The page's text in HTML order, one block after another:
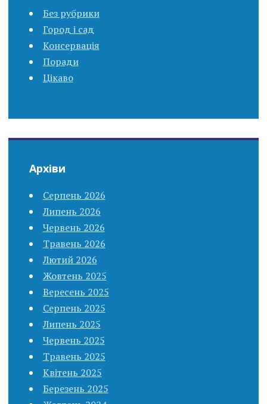
Без рубрики
Город і сад
Консервація
Поради
Цікаво
Архіви
Серпень 2026
Липень 2026
Червень 2026
Травень 2026
Лютий 2026
Жовтень 2025
Вересень 2025
Серпень 2025
Липень 2025
Червень 2025
Травень 2025
Квітень 2025
Березень 2025